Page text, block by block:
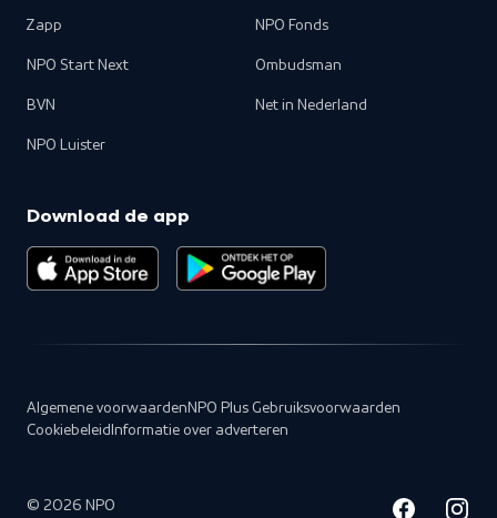
Zapp
NPO Start Next
BVN
NPO Luister
NPO Fonds
Ombudsman
Net in Nederland
Download de app
Algemene voorwaarden NPO Plus Gebruiksvoorwaarden
Cookiebeleid Informatie over adverteren
© 2026 NPO